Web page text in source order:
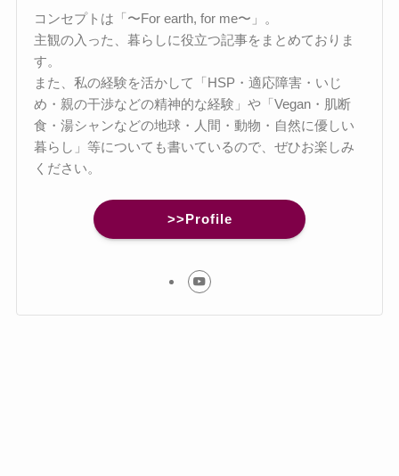
コンセプトは「〜For earth, for me〜」。
主観の入った、暮らしに役立つ記事をまとめておりま
す。
また、私の経験を活かして「HSP・適応障害・いじ
め・親の干渉などの精神的な経験」や「Vegan・肌断
食・湯シャンなどの地球・人間・動物・自然に優しい
暮らし」等についても書いているので、ぜひお楽しみ
ください。
>>Profile